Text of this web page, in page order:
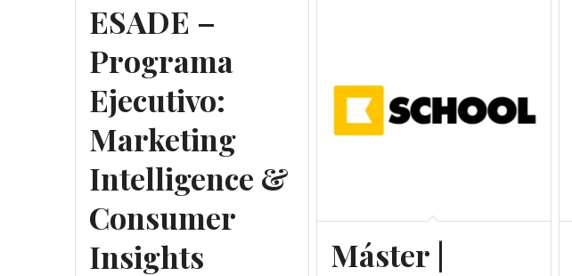
ESADE –
Programa
Ejecutivo:
Marketing
Intelligence &
Consumer
Insights
Máster |